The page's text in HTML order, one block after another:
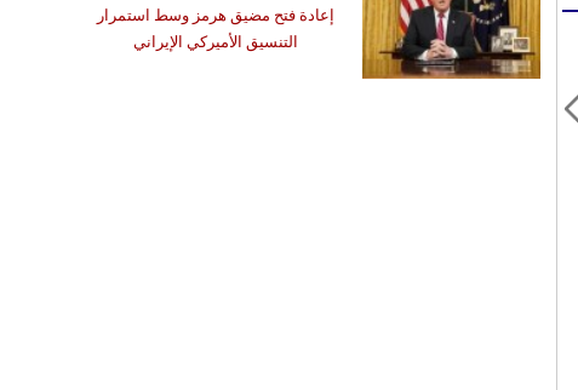
إعادة فتح مضيق هرمز وسط استمرار
التنسيق الأميركي الإيراني